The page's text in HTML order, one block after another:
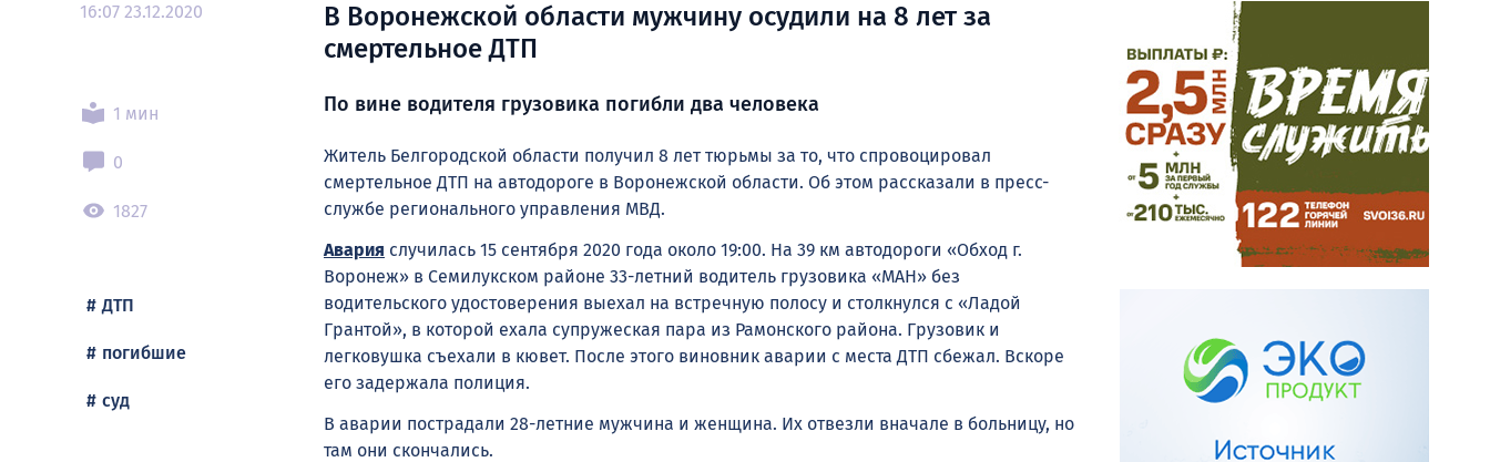
16:07 23.12.2020
1 мин
0
1827
ДТП
погибшие
суд
В Воронежской области мужчину осудили на 8 лет за
смертельное ДТП
По вине водителя грузовика погибли два человека
Житель Белгородской области получил 8 лет тюрьмы за то, что спровоцировал
смертельное ДТП на автодороге в Воронежской области. Об этом рассказали в пресс-
службе регионального управления МВД.
Авария случилась 15 сентября 2020 года около 19:00. На 39 км автодороги «Обход г.
Воронеж» в Семилукском районе 33-летний водитель грузовика «МАН» без
водительского удостоверения выехал на встречную полосу и столкнулся с «Ладой
Грантой», в которой ехала супружеская пара из Рамонского района. Грузовик и
легковушка съехали в кювет. После этого виновник аварии с места ДТП сбежал. Вскоре
его задержала полиция.
В аварии пострадали 28-летние мужчина и женщина. Их отвезли вначале в больницу, но
там они скончались.